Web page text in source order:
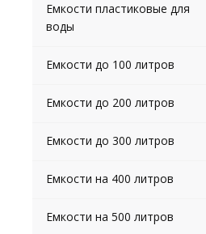
Емкости пластиковые для
воды
Емкости до 100 литров
Емкости до 200 литров
Емкости до 300 литров
Емкости на 400 литров
Емкости на 500 литров